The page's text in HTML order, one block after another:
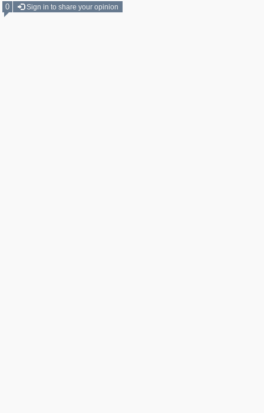
0
Sign in to share your opinion